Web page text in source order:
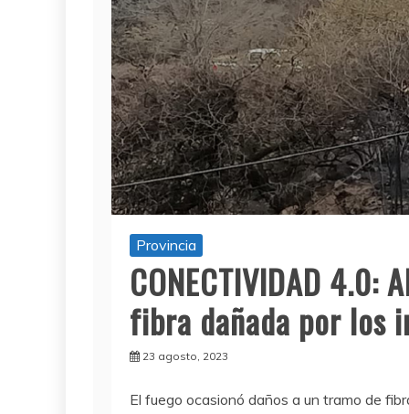
Provincia
CONECTIVIDAD
fibra dañada por los
23 agosto, 2023
El fuego ocasionó daños a un tramo de